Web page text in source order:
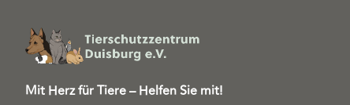
Mit Herz für Tiere – Helfen Sie mit!